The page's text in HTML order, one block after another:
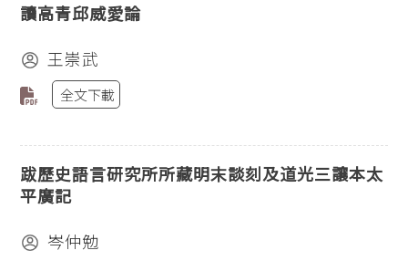
讀高青邱威愛論
王崇武
全文下載
跋歷史語言研究所所藏明末談刻及道光三讓本太
平廣記
岑仲勉